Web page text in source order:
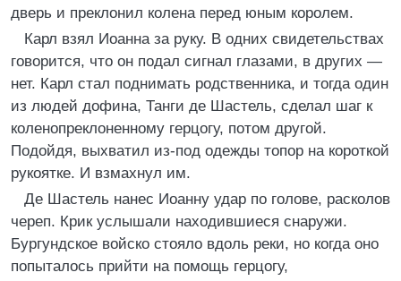
дверь и преклонил колена перед юным королем.
Карл взял Иоанна за руку. В одних свидетельствах
говорится, что он подал сигнал глазами, в других —
нет. Карл стал поднимать родственника, и тогда один
из людей дофина, Танги де Шастель, сделал шаг к
коленопреклоненному герцогу, потом другой.
Подойдя, выхватил из-под одежды топор на короткой
рукоятке. И взмахнул им.
Де Шастель нанес Иоанну удар по голове, расколов
череп. Крик услышали находившиеся снаружи.
Бургундское войско стояло вдоль реки, но когда оно
попыталось прийти на помощь герцогу,